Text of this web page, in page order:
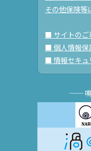
その他保険等
■ サイトのご
■ 個人情報保
■ 情報セキュ
── 鳴